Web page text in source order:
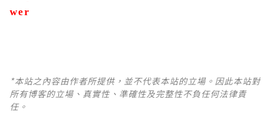
wer
*本站之內容由作者所提供，並不代表本站的立場。因此本站對
所有博客的立場、真實性、準確性及完整性不負任何法律責
任。